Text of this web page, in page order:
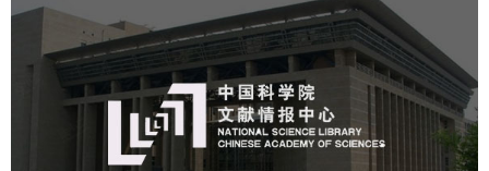
中国科学院文献情报中心
网站建设